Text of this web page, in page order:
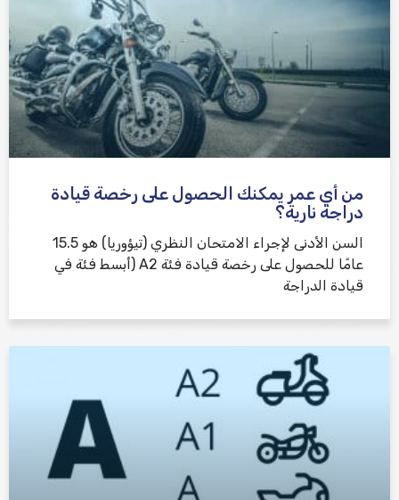
من أي عمر يمكنك الحصول على رخصة قيادة
دراجة نارية؟
السن الأدنى لإجراء الامتحان النظري (تيؤوريا) هو 15.5
عامًا للحصول على رخصة قيادة فئة A2 (أبسط فئة في
قيادة الدراجة